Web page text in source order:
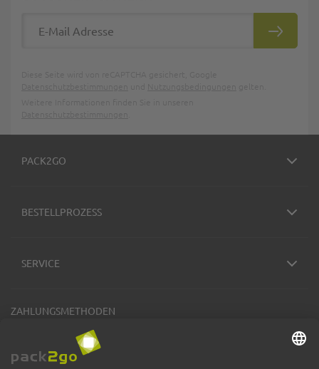
PACK2GO
BESTELLPROZESS
SERVICE
ZAHLUNGSMETHODEN